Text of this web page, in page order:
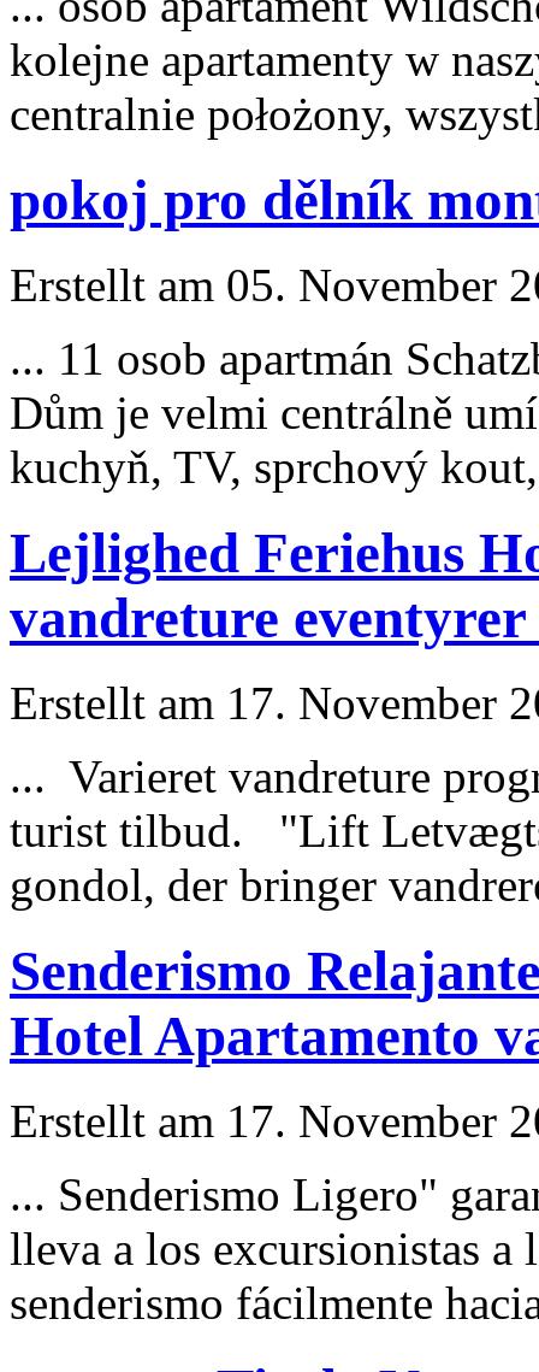
kolejne apartamenty w
centralnie położony,
pokoj pro dělník
Erstellt am 05. November
... 11 osob apartmán
Dům je velmi centrálně
kuchyň, TV, sprchový
Lejlighed Feriehus
vandreture
Erstellt am 17. November
... Varieret vandreture
turist tilbud. "Lift
gondol, der bringer
Senderismo
Hotel Apartamento
Erstellt am 17. November
... Senderismo Ligero"
lleva a los excursionistas a
senderismo fácilmente